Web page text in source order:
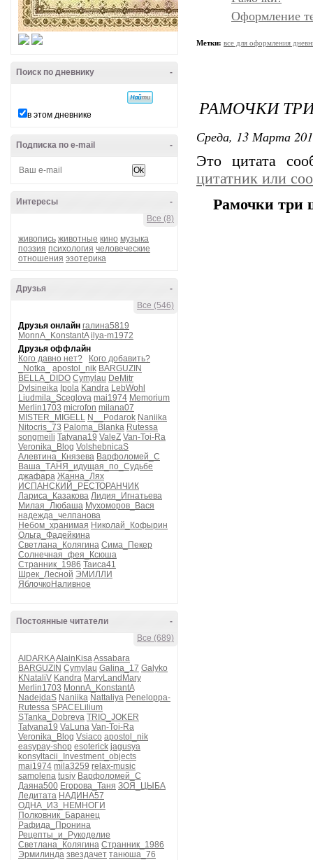
-
Поиск по дневнику
в этом дневнике
-
Подписка по e-mail
-
Интересы
Все (8)
живопись животные кино музыка
поэзия психология человеческие
отношения эзотерика
-
Друзья
Все (546)
Друзья онлайн галина5819
MonnA_KonstantA ilya-m1972
Друзья оффлайн
Кого давно нет?
Кого добавить?
_Notka_
apostol_nik BARGUZIN
BELLA_DIDO Cymylau DeMitr
Dylsineika Ipola Kandra LebWohl
Liudmila_Sceglova mai1974 Memorium
Merlin1703 microfon milana07
MISTER_MIGELL N__Podarok Naniika
Nitocris_73 Paloma_Blanka Rutessa
songmeili Tatyana19 ValeZ Van-Toi-Ra
Veronika_Blog VolshebnicaS
Алевтина_Князева Варфоломей_С
Ваша_ТАНЯ_идущая_по_Судьбе
джафара Жанна_Лях
ИСПАНСКИЙ_РЕСТОРАНЧИК
Лариса_Казакова Лидия_Игнатьева
Милая_Любаша Мухоморов_Вася
надежда_челпанова
Небом_хранимая Николай_Кофырин
Ольга_Фадейкина
Светлана_Колягина Сима_Пекер
Солнечная_фея_Ксюша
Странник_1986 Таиса41
Шрек_Лесной ЭМИЛЛИ
ЯблочкоНаливное
-
Постоянные читатели
Все (689)
AIDARKAAlainKisaAssabara
BARGUZIN Cymylau Galina_17 Galyko
KNataliV Kandra MaryLandMary
Merlin1703 MonnA_KonstantA
NadejdaS Naniika Nattaliya Peneloppa-
Rutessa SPACELilium
STanka_Dobreva TRIO_JOKER
Tatyana19 VaLuna Van-Toi-Ra
Veronika_Blog Vsiaco apostol_nik
easypay-shop esoterick jagusya
konsyltacii_Investment_objects
mai1974 mila3259 relax-music
samolena tusiy Варфоломей_С
Даяна500 Егорова_Таня ЗОЯ_ЦЫБА
Ледитата НАДИНА57
ОДНА_ИЗ_НЕМНОГИ
Полковник_Баранец
Рафида_Пронина
Рецепты_и_Рукоделие
Светлана_Колягина Странник_1986
Эрмилинда звездачет танюша_76
Оформление
Метки: все для оформления
РАМОЧКИ
Среда, 13 Марта
Это цитата
цитатник или
Рамочки три